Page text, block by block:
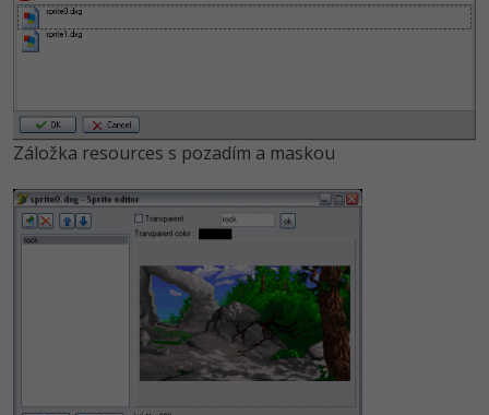
Záložka resources s pozadím a maskou